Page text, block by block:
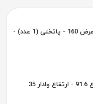
تخت خواب دو نفره عرض 160 - پاتختی (1 عدد) -
طول 208 - عرض 163.4 - ارتفاع 91.6 - ارتفاع وادار 35